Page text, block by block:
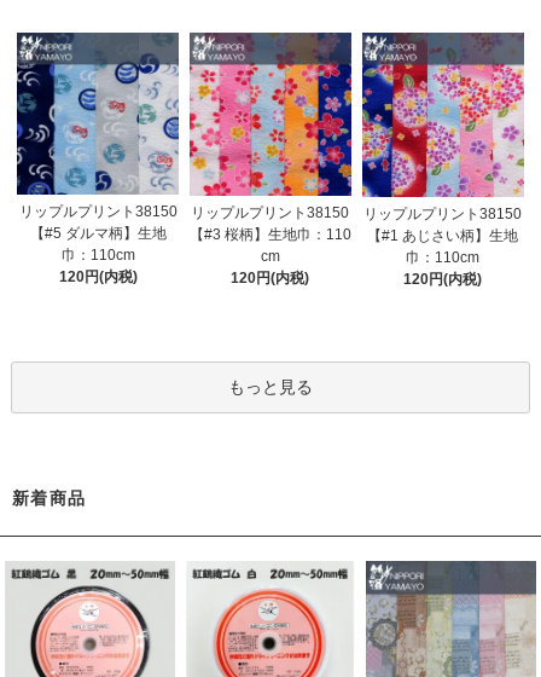
リップルプリント38150
【#5 ダルマ柄】生地
巾：110cm
120円(内税)
リップルプリント38150
【#3 桜柄】生地巾：110
cm
120円(内税)
リップルプリント38150
【#1 あじさい柄】生地
巾：110cm
120円(内税)
もっと見る
新着商品